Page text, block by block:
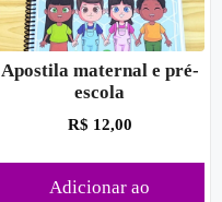
Apostila maternal e pré-
escola
R$ 12,00
Adicionar ao